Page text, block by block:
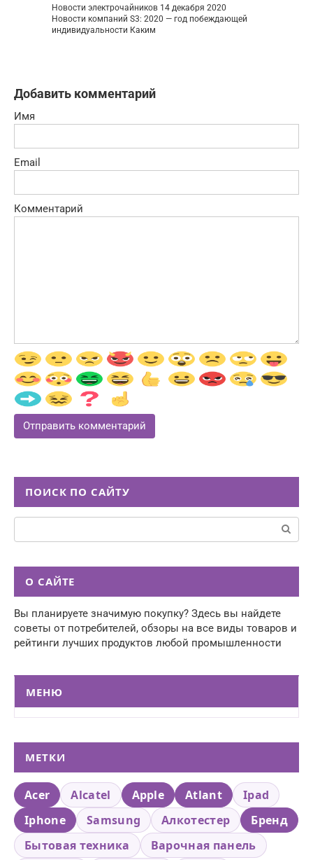
Новости электрочайников 14 декабря 2020
Новости компаний S3: 2020 — год побеждающей
индивидуальности Каким
Добавить комментарий
Имя
Email
Комментарий
ПОИСК ПО САЙТУ
Поиск:
О САЙТЕ
Вы планируете значимую покупку? Здесь вы найдете
советы от потребителей, обзоры на все виды товаров и
рейтинги лучших продуктов любой промышленности
МЕНЮ
МЕТКИ
Acer Alcatel Apple Atlant
Ipad
Iphone
Samsung Алкотестер
Бренд
Бытовая техника
Варочная панель